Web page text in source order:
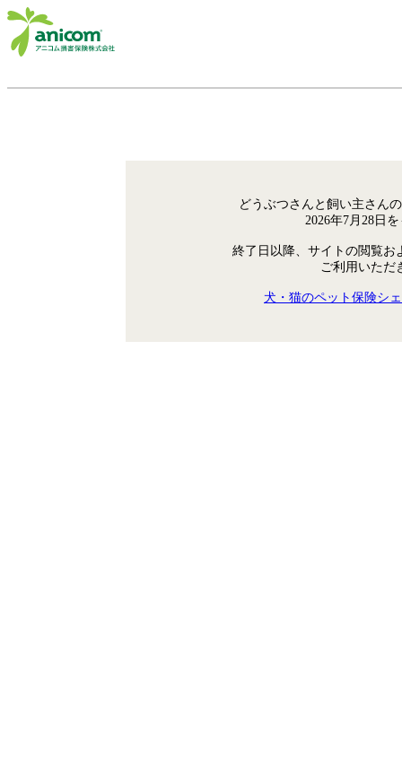
どうぶつさんと飼い主さん
2026年7月28日
終了日以降、サイトの閲覧お
ご利用いただ
犬・猫のペット保険シ